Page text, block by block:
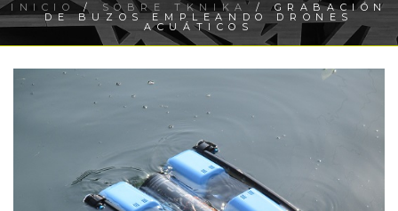
INICIO / SOBRE TKNIKA/ GRABACIÓN
DE BUZOS EMPLEANDO DRONES
ACUÁTICOS